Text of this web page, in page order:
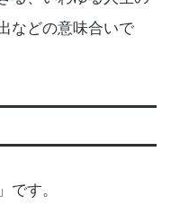
などの意味合いで
です。